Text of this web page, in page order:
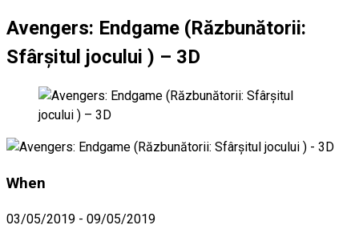
Avengers: Endgame (Răzbunătorii:
Sfârşitul jocului ) – 3D
When
03/05/2019 - 09/05/2019